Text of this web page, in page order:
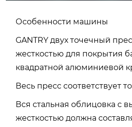
Особенности машины
GANTRY двух точечный
жесткостью для покрытия
квадратной алюминиевой
Весь пресс соответствует
Вся стальная облицовка с
жесткостью должна